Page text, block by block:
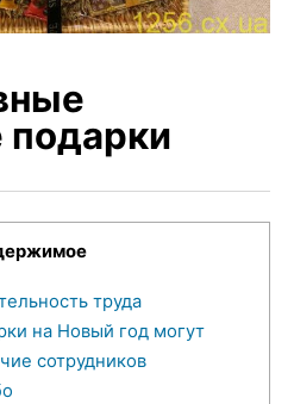
подарки
труда
на Новый год могут
сотрудников